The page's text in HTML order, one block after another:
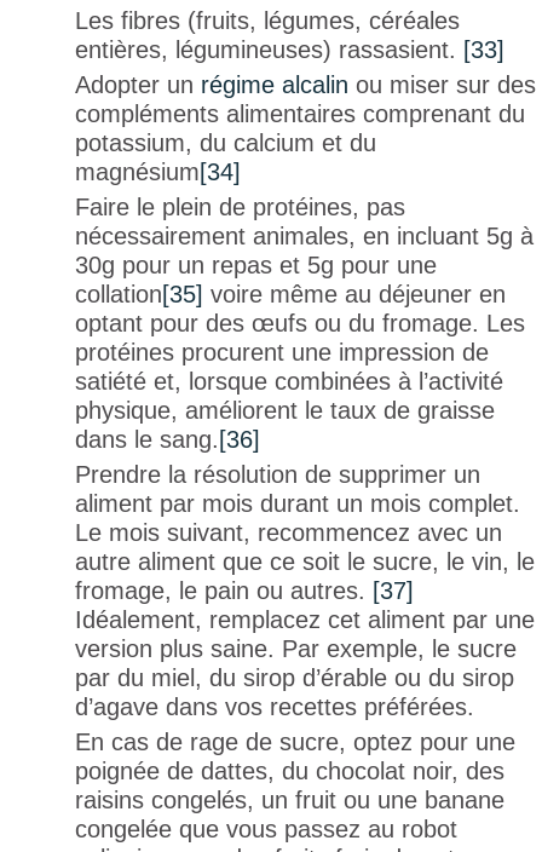
Les fibres (fruits, légumes, céréales
entières, légumineuses) rassasient. [33]
Adopter un régime alcalin ou miser sur des
compléments alimentaires comprenant du
potassium, du calcium et du
magnésium[34]
Faire le plein de protéines, pas
nécessairement animales, en incluant 5g à
30g pour un repas et 5g pour une
collation[35] voire même au déjeuner en
optant pour des œufs ou du fromage. Les
protéines procurent une impression de
satiété et, lorsque combinées à l’activité
physique, améliorent le taux de graisse
dans le sang.[36]
Prendre la résolution de supprimer un
aliment par mois durant un mois complet.
Le mois suivant, recommencez avec un
autre aliment que ce soit le sucre, le vin, le
fromage, le pain ou autres. [37]
Idéalement, remplacez cet aliment par une
version plus saine. Par exemple, le sucre
par du miel, du sirop d’érable ou du sirop
d’agave dans vos recettes préférées.
En cas de rage de sucre, optez pour une
poignée de dattes, du chocolat noir, des
raisins congelés, un fruit ou une banane
congelée que vous passez au robot